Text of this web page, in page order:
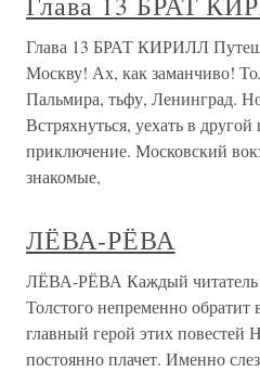
Глава 13 БРАТ КИРИЛЛ
Москву! Ах, как заманчиво!
Пальмира, тьфу, Ленинград.
Встряхнуться, уехать в другой
приключение. Московский
знакомые,
ЛЁВА-РЁВА
ЛЁВА-РЁВА Каждый читатель
Толстого непременно обратит
главный герой этих повестей
постоянно плачет. Именно